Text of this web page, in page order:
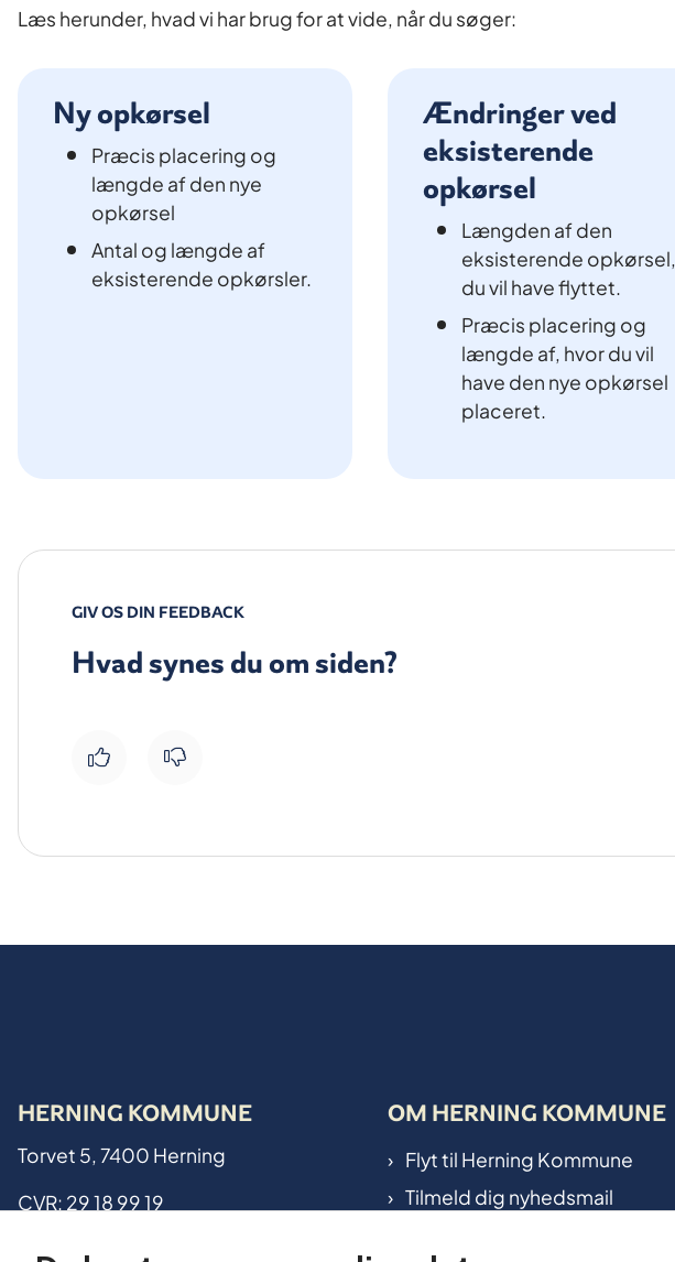
Læs herunder, hvad vi har brug for at vide, når du søger:
Ny opkørsel
Præcis placering og
længde af den nye
opkørsel
Antal og længde af
eksisterende opkørsler.
Ændringer ved
eksisterende
opkørsel
Længden af den
eksisterende opkørsel,
du vil have flyttet.
Præcis placering og
længde af, hvor du vil
have den nye opkørsel
placeret.
GIV OS DIN FEEDBACK
Hvad synes du om siden?
HERNING KOMMUNE
Torvet 5, 7400 Herning
CVR: 29 18 99 19
Kontakt kommunen
OM HERNING KOMMUNE
Flyt til Herning Kommune
Tilmeld dig nyhedsmail